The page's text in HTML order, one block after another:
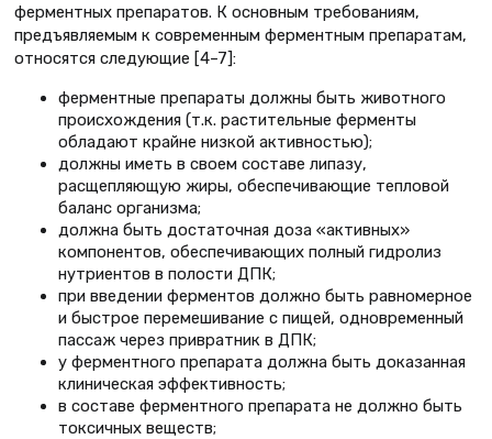
ферментных препаратов. К основным требованиям,
предъявляемым к современным ферментным препаратам,
относятся следующие [4–7]:
ферментные препараты должны быть животного
происхождения (т.к. растительные ферменты
обладают крайне низкой активностью);
должны иметь в своем составе липазу,
расщепляющую жиры, обеспечивающие тепловой
баланс организма;
должна быть достаточная доза «активных»
компонентов, обеспечивающих полный гидролиз
нутриентов в полости ДПК;
при введении ферментов должно быть равномерное
и быстрое перемешивание с пищей, одновременный
пассаж через привратник в ДПК;
у ферментного препарата должна быть доказанная
клиническая эффективность;
в составе ферментного препарата не должно быть
токсичных веществ;